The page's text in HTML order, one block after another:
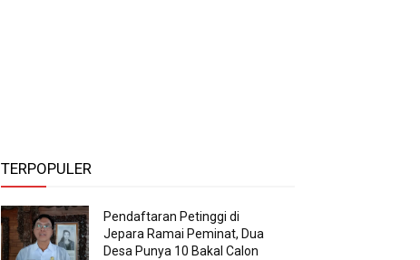
TERPOPULER
Pendaftaran Petinggi di
Jepara Ramai Peminat, Dua
Desa Punya 10 Bakal Calon